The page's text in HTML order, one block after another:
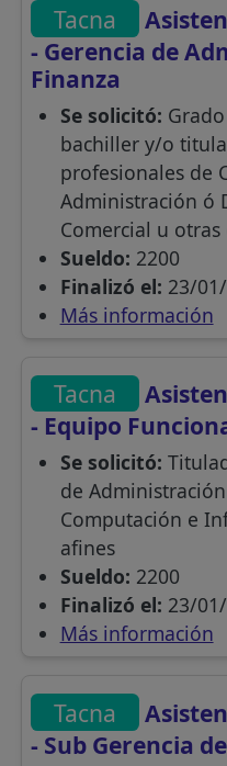
Tacna
- Gerencia de
Finanza
Se solicitó:
bachiller y/o
profesionales de
Administración ó
Comercial u
Sueldo: 2200
Finalizó el: 23/
Más información
Tacna
- Equipo
Se solicitó:
de
Computación e
afines
Sueldo: 2200
Finalizó el: 23/
Más información
Tacna
- Sub Gerencia